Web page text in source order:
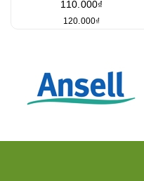
110.000₫
120.000₫